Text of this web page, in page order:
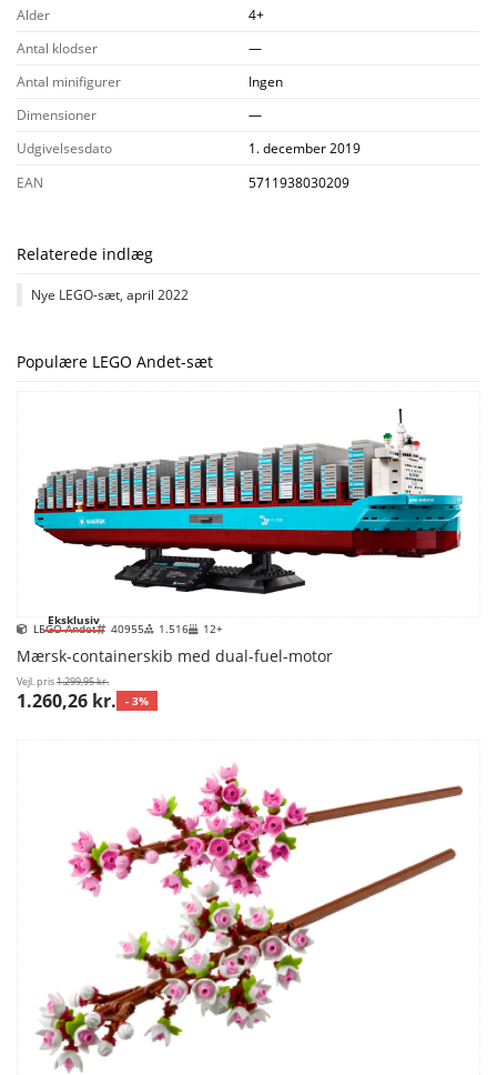
Alder
4+
Antal klodser
—
Antal minifigurer
Ingen
Dimensioner
—
Udgivelsesdato
1. december 2019
EAN
5711938030209
Relaterede indlæg
Nye LEGO-sæt, april 2022
Populære LEGO Andet-sæt
Eksklusiv
LEGO Andet 40955 1.516 12+
Mærsk-containerskib med dual-fuel-motor
Vejl. pris1.299,95 kr.
1.260,26 kr. - 3%